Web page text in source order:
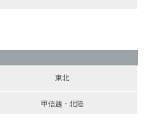
東北
甲信越・北陸